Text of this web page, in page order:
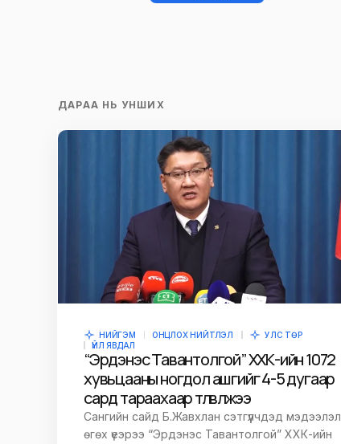
Сэтгэгдэл
Name*
time I comment.
Илгээх
ДАРАА НЬ УНШИХ
НИЙГЭМ ОНЦЛОХ НИЙТЛЭЛ
УЛС ТӨР
ҮЙЛ ЯВДАЛ
“Эрдэнэс Тавантолгой” ХХК-ийн 1072
хувьцааны ногдол ашгийг 4-5 дугаар
сард тараахаар төлөвлөжээ
Сангийн сайд Б.Жавхлан сэтгүүлчдэд мэдээлэл
өгөх үеэрээ “Эрдэнэс Тавантолгой” ХХК-ийн